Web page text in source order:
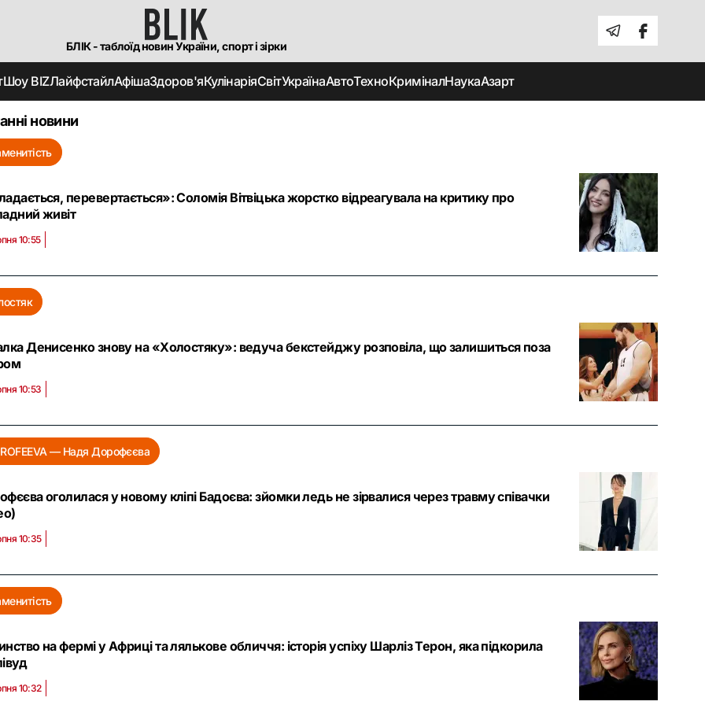
БЛІК - таблоїд новин України, спорт і зірки
Шоу BIZЛайфстайлАфішаЗдоров'яКулінаріяСвітУкраїнаАвтоТехноКриміналНаукаАзарт
новини
перевертається»: Соломія Вітвіцька жорстко відреагувала на критику про
живіт
10:55
Денисенко знову на «Холостяку»: ведуча бекстейджу розповіла, що залишиться поза
10:53
— Надя Дорофєєва
оголилася у новому кліпі Бадоєва: зйомки ледь не зірвалися через травму співачки
10:35
на фермі у Африці та лялькове обличчя: історія успіху Шарліз Терон, яка підкорила
10:32